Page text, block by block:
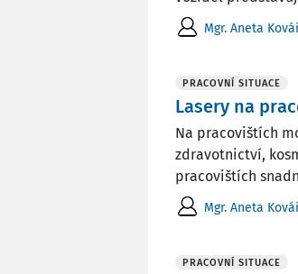
Mgr. Aneta
PRACOVNÍ SITUACE
Lasery na
Na pracovištích
zdravotnictví,
pracovištích
Mgr. Aneta
PRACOVNÍ SITUACE